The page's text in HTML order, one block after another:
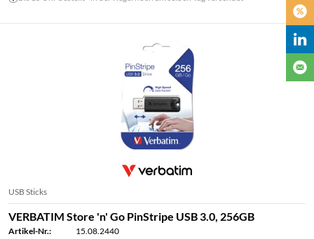
USB Sticks
VERBATIM Store 'n' Go PinStripe USB 3.0, 256GB
Artikel-Nr.:
15.08.2440